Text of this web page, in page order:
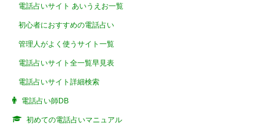
電話占いサイト あいうえお一覧
初心者におすすめの電話占い
管理人がよく使うサイト一覧
電話占いサイト全一覧早見表
電話占いサイト詳細検索
電話占い師DB
初めての電話占いマニュアル